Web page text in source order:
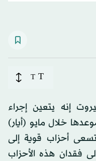
T
T
إنه يتعين إجراء
خلال مايو (أيار)
أحزاب قوية إلى
فقدان هذه الأحزاب